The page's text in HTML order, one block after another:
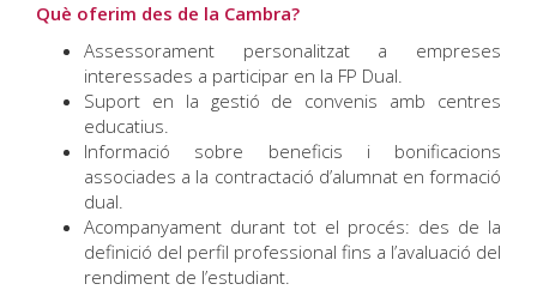
Què oferim des de la Cambra?
Assessorament personalitzat a empreses
interessades a participar en la FP Dual.
Suport en la gestió de convenis amb centres
educatius.
Informació sobre beneficis i bonificacions
associades a la contractació d’alumnat en formació
dual.
Acompanyament durant tot el procés: des de la
definició del perfil professional fins a l’avaluació del
rendiment de l’estudiant.